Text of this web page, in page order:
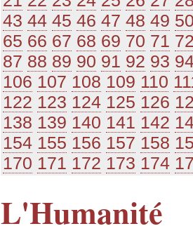
43 44 45 46 47 48 49
65 66 67 68 69 70 71
87 88 89 90 91 92 93
106 107 108 109 110
122 123 124 125 126
138 139 140 141 142
154 155 156 157 158
170 171 172 173 174
L'Humanité